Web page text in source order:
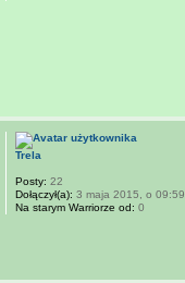
Trela
Posty: 22
Dołączył(a): 3 maja 2015, o 09:59
Na starym Warriorze od: 0